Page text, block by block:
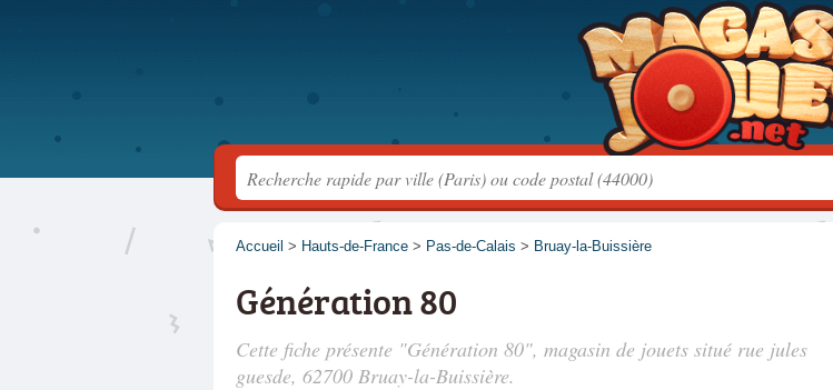
Accueil > Hauts-de-France > Pas-de-Calais > Bruay-la-Buissière
Génération 80
Cette fiche présente "Génération 80", magasin de jouets situé rue jules
guesde, 62700 Bruay-la-Buissière.